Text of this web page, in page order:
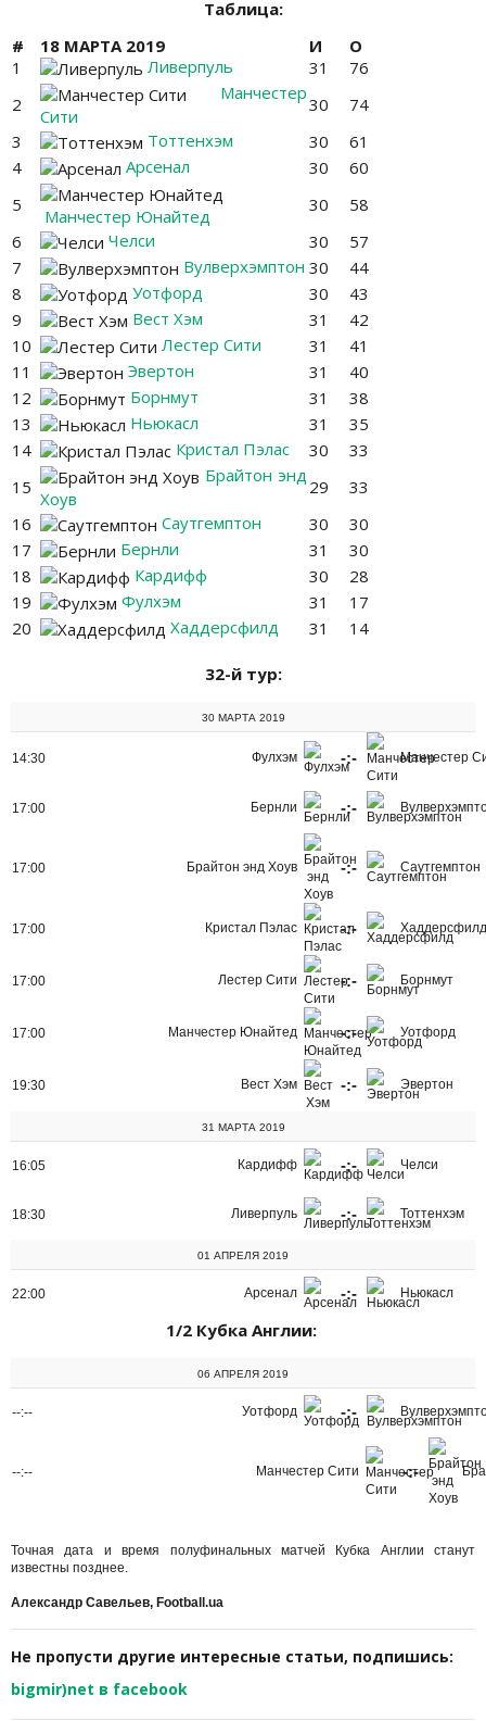
Таблица:
#
18 МАРТА 2019 И
О
1
Ливерпуль 31
76
2
Манчестер
Сити
30
74
3
Тоттенхэм 30
61
4
Арсенал 30
60
5
Манчестер Юнайтед
30
58
6
Челси 30
57
7
Вулверхэмптон 30
44
8
Уотфорд 30
43
9
Вест Хэм 31
42
10
Лестер Сити 31
41
11
Эвертон 31
40
12
Борнмут 31
38
13
Ньюкасл 31
35
14
Кристал Пэлас 30
33
15
Брайтон энд
Хоув
29
33
16
Саутгемптон 30
30
17
Бернли 31
30
18
Кардифф 30
28
19
Фулхэм 31
17
20
Хаддерсфилд 31 14
32-й тур:
30 МАРТА 2019
14:30 Фулхэм -:- Манчестер
17:00 Бернли -:-
17:00 Брайтон энд Хоув -:- Саутгемптон
17:00 Кристал Пэлас -:- Хаддерсфилд
17:00 Лестер Сити -:- Борнмут
17:00 Манчестер Юнайтед -:- Уотфорд
19:30 Вест Хэм -:- Эвертон
31 МАРТА 2019
16:05 Кардифф -:- Челси
18:30 Ливерпуль -:- Тоттенхэм
01 АПРЕЛЯ 2019
22:00 Арсенал -:- Ньюкасл
1/2 Кубка Англии:
06 АПРЕЛЯ 2019
--:-- Уотфорд -:-
--:-- Манчестер Сити -:-
Точная дата и время полуфинальных матчей Кубка Англии станут
известны позднее.
Александр Савельев, Football.ua
Не пропусти другие интересные статьи, подпишись:
bigmir)net в facebook